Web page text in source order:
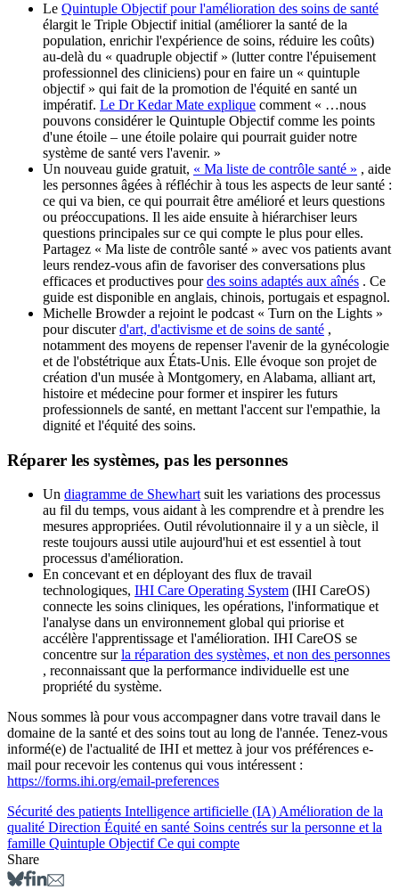
Le Quintuple Objectif pour l'amélioration des soins de santé
élargit le Triple Objectif initial (améliorer la santé de la
population, enrichir l'expérience de soins, réduire les coûts)
au-delà du « quadruple objectif » (lutter contre l'épuisement
professionnel des cliniciens) pour en faire un « quintuple
objectif » qui fait de la promotion de l'équité en santé un
impératif. Le Dr Kedar Mate explique comment « …nous
pouvons considérer le Quintuple Objectif comme les points
d'une étoile – une étoile polaire qui pourrait guider notre
système de santé vers l'avenir. »
Un nouveau guide gratuit, « Ma liste de contrôle santé » , aide
les personnes âgées à réfléchir à tous les aspects de leur santé :
ce qui va bien, ce qui pourrait être amélioré et leurs questions
ou préoccupations. Il les aide ensuite à hiérarchiser leurs
questions principales sur ce qui compte le plus pour elles.
Partagez « Ma liste de contrôle santé » avec vos patients avant
leurs rendez-vous afin de favoriser des conversations plus
efficaces et productives pourdes soins adaptés aux aînés . Ce
guide est disponible en anglais, chinois, portugais et espagnol.
Michelle Browder a rejoint le podcast « Turn on the Lights »
pour discuterd'art, d'activisme et de soins de santé ,
notamment des moyens de repenser l'avenir de la gynécologie
et de l'obstétrique aux États-Unis. Elle évoque son projet de
création d'un musée à Montgomery, en Alabama, alliant art,
histoire et médecine pour former et inspirer les futurs
professionnels de santé, en mettant l'accent sur l'empathie, la
dignité et l'équité des soins.
Réparer les systèmes, pas les personnes
Un diagramme de Shewhartsuit les variations des processus
au fil du temps, vous aidant à les comprendre et à prendre les
mesures appropriées. Outil révolutionnaire il y a un siècle, il
reste toujours aussi utile aujourd'hui et est essentiel à tout
processus d'amélioration.
En concevant et en déployant des flux de travail
technologiques, IHI Care Operating System (IHI CareOS)
connecte les soins cliniques, les opérations, l'informatique et
l'analyse dans un environnement global qui priorise et
accélère l'apprentissage et l'amélioration. IHI CareOS se
concentre surla réparation des systèmes, et non des personnes
, reconnaissant que la performance individuelle est une
propriété du système.
Nous sommes là pour vous accompagner dans votre travail dans le
domaine de la santé et des soins tout au long de l'année. Tenez-vous
informé(e) de l'actualité de IHI et mettez à jour vos préférences e-
mail pour recevoir les contenus qui vous intéressent :
https://forms.ihi.org/email-preferences
Sécurité des patients Intelligence artificielle (IA)Amélioration de la
qualité Direction Équité en santé Soins centrés sur la personne et la
famille Quintuple ObjectifCe qui compte
Share